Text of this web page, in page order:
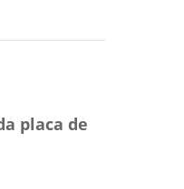
placa de